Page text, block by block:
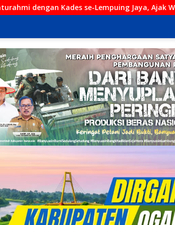
Jaya, Ajak Warga Cegah Karhutla